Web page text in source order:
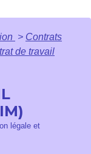
> Contrats
de travail
légale et